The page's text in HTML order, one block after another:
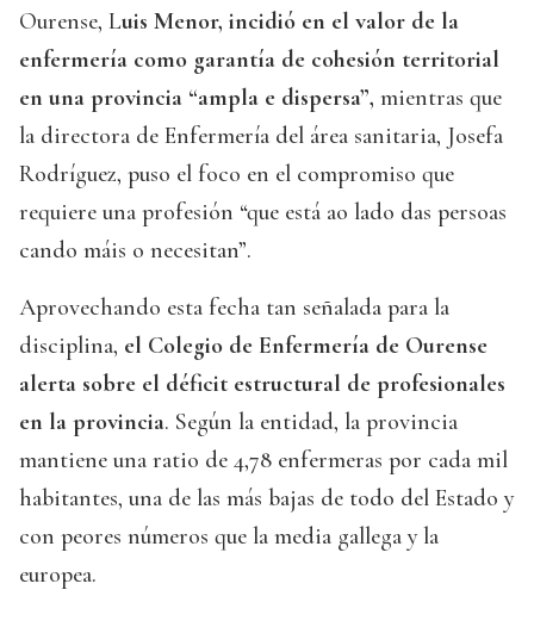
Ourense, Luis Menor, incidió en el valor de la
enfermería como garantía de cohesión territorial
en una provincia “ampla e dispersa”, mientras que
la directora de Enfermería del área sanitaria, Josefa
Rodríguez, puso el foco en el compromiso que
requiere una profesión “que está ao lado das persoas
cando máis o necesitan”.
Aprovechando esta fecha tan señalada para la
disciplina, el Colegio de Enfermería de Ourense
alerta sobre el déficit estructural de profesionales
en la provincia. Según la entidad, la provincia
mantiene una ratio de 4,78 enfermeras por cada mil
habitantes, una de las más bajas de todo del Estado y
con peores números que la media gallega y la
europea.